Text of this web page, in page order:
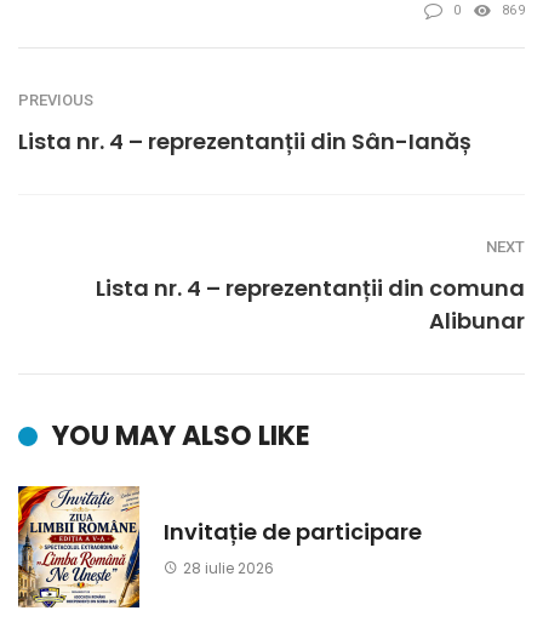
0 869
PREVIOUS
Lista nr. 4 – reprezentanții din Sân-Ianăș
NEXT
Lista nr. 4 – reprezentanții din comuna
Alibunar
YOU MAY ALSO LIKE
Invitație de participare
28 iulie 2026